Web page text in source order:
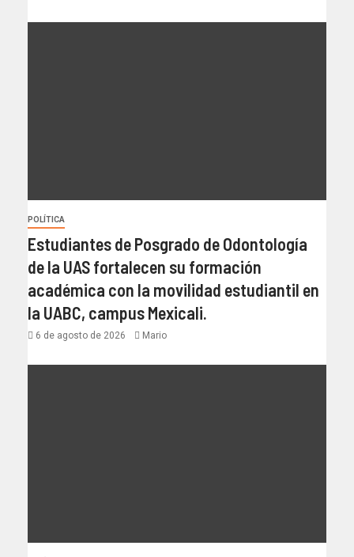
POLÍTICA
Estudiantes de Posgrado de Odontología
de la UAS fortalecen su formación
académica con la movilidad estudiantil en
la UABC, campus Mexicali.
6 de agosto de 2026 Mario